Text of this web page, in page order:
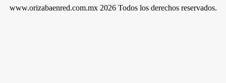
www.orizabaenred.com.mx 2026 Todos los derechos reservados.